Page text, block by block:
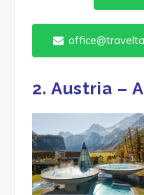
2. Austria –